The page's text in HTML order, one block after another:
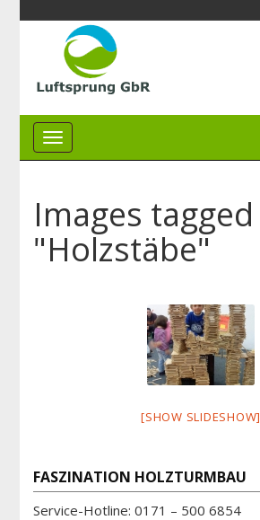
Images tagged
"Holzstäbe"
[SHOW SLIDESHOW]
FASZINATION HOLZTURMBAU
Service-Hotline: 0171 – 500 6854